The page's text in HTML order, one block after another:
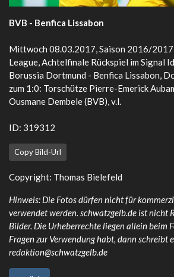
BVB - Benfica Lissabon
Mittwoch 08.03.2017, Saison 2016/2017,
League, Achtelfinale Rückspiel im Signal
Borussia Dortmund - Benfica Lissabon,
zum 1:0: Torschütze Pierre-Emerick
Ousmane Dembele (BVB), v.l.
ID: 319312
Copy Bild-Url
Copyright: Thomas Bielefeld
Hinweis: Die Fotos dürfen nicht für
verwendet werden. schwatzgelb.de ist nicht
Bilder. Die Urheberrechte liegen allein beim
Fragen zur Verwendung habt, dann schreibt
redaktion@schwatzgelb.de